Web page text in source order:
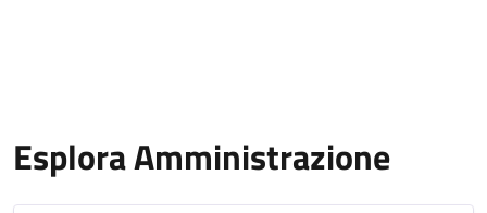
Esplora Amministrazione